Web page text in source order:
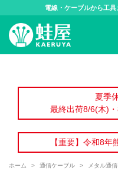
電線・ケーブルから工
夏季
最終出荷8/6(木)
【重要】令和8
ホーム > 通信ケーブル > メタル通